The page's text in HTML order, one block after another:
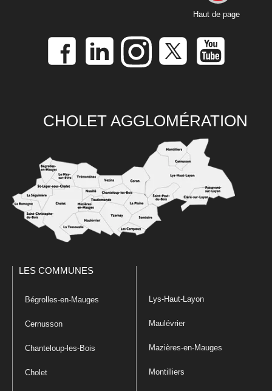
Haut de page
CHOLET AGGLOMÉRATION
LES COMMUNES
Bégrolles-en-Mauges
Cernusson
Chanteloup-les-Bois
Cholet
Lys-Haut-Layon
Maulévrier
Mazières-en-Mauges
Montilliers